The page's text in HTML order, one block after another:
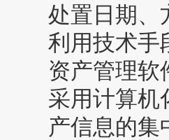
处置日期、
利用技术手
资产管理软
采用计算机
产信息的集